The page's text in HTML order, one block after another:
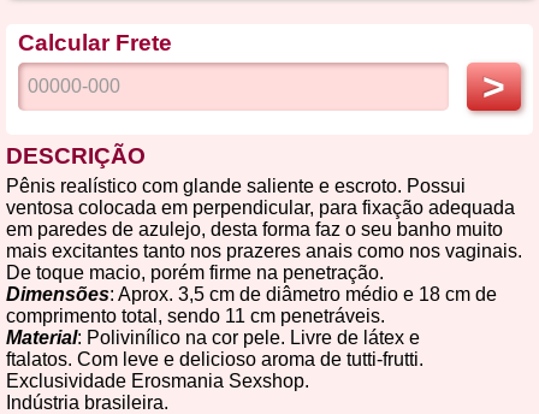
Calcular Frete
>
DESCRIÇÃO
Pênis realístico com glande saliente e escroto. Possui
ventosa colocada em perpendicular, para fixação adequada
em paredes de azulejo, desta forma faz o seu banho muito
mais excitantes tanto nos prazeres anais como nos vaginais.
De toque macio, porém firme na penetração.
Dimensões: Aprox. 3,5 cm de diâmetro médio e 18 cm de
comprimento total, sendo 11 cm penetráveis.
Material: Polivinílico na cor pele. Livre de látex e
ftalatos. Com leve e delicioso aroma de tutti-frutti.
Exclusividade Erosmania Sexshop.
Indústria brasileira.